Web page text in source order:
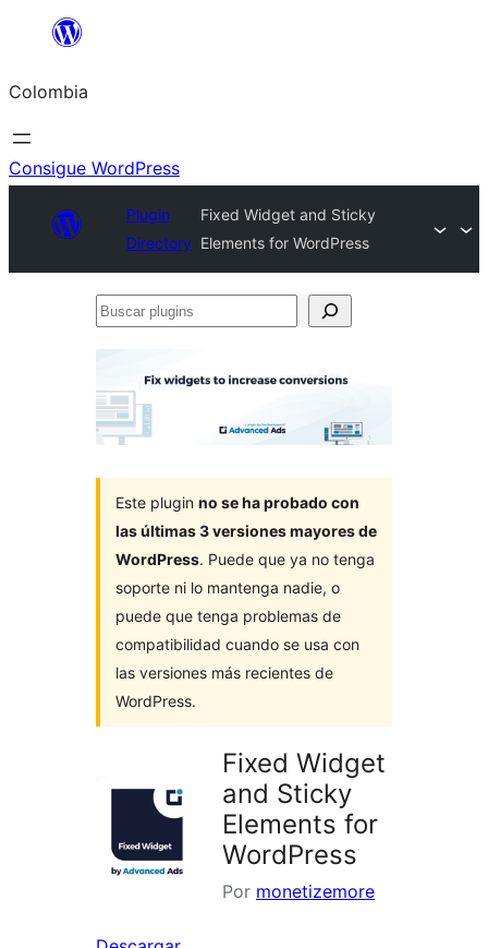
Saltar
contenido
Colombia
Consigue WordPress
Plugin
Directory
Fixed Widget and Sticky
Elements for WordPress
Buscar
Este plugin no se ha probado con
las últimas 3 versiones mayores de
WordPress. Puede que ya no tenga
soporte ni lo mantenga nadie, o
puede que tenga problemas de
compatibilidad cuando se usa con
las versiones más recientes de
WordPress.
Fixed Widget
and Sticky
Elements for
WordPress
Por monetizemore